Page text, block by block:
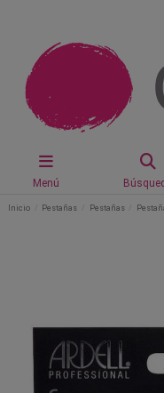
Menú
Inicio Pestañas Pestañas